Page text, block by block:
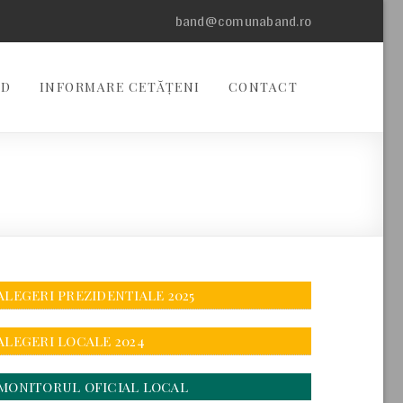
band@comunaband.ro
INFORMARE CETĂȚENI CONTACT
PREZIDENTIALE 2025
LOCALE 2024
OFICIAL LOCAL